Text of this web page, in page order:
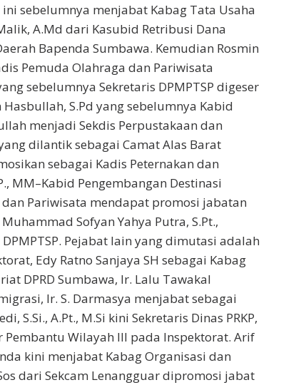
sebelumnya menjabat Kabag Tata Usaha
A.Md dari Kasubid Retribusi Dana
Bapenda Sumbawa. Kemudian Rosmin
Pemuda Olahraga dan Pariwisata
sebelumnya Sekretaris DPMPTSP digeser
S.Pd yang sebelumnya Kabid
menjadi Sekdis Perpustakaan dan
dilantik sebagai Camat Alas Barat
sebagai Kadis Peternakan dan
MM–Kabid Pengembangan Destinasi
Pariwisata mendapat promosi jabatan
Sofyan Yahya Putra, S.Pt.,
Pejabat lain yang dimutasi adalah
Edy Ratno Sanjaya SH sebagai Kabag
DPRD Sumbawa, Ir. Lalu Tawakal
Ir. S. Darmasya menjabat sebagai
S.Si., A.Pt., M.Si kini Sekretaris Dinas PRKP,
Wilayah III pada Inspektorat. Arif
kini menjabat Kabag Organisasi dan
dari Sekcam Lenangguar dipromosi jabat